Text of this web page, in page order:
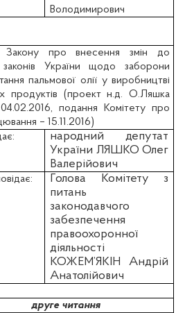
Володимирович
Закону про внесення змін до
України щодо заборони
пальмової олії у виробництві
продуктів (проект н.д. О.Ляшка
подання Комітету про
– 15.11.2016)
народний депутат
України ЛЯШКО Олег
Валерійович
Голова Комітету з
питань
законодавчого
забезпечення
правоохоронної
діяльності
КОЖЕМ’ЯКІН Андрій
Анатолійович
друге читання